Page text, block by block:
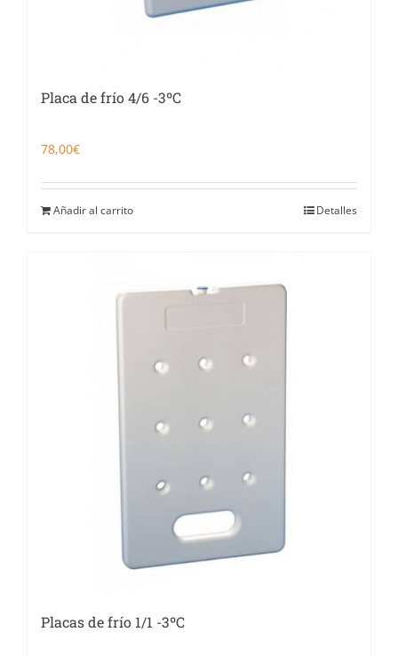
Placa de frío 4/6 -3ºC
78,00€
Añadir al carrito Detalles
Placas de frío 1/1 -3ºC